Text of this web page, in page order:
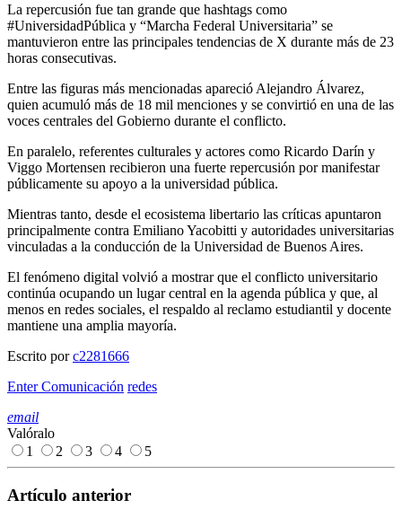
La repercusión fue tan grande que hashtags como
#UniversidadPública y “Marcha Federal Universitaria” se
mantuvieron entre las principales tendencias de X durante más de 23
horas consecutivas.
Entre las figuras más mencionadas apareció Alejandro Álvarez,
quien acumuló más de 18 mil menciones y se convirtió en una de las
voces centrales del Gobierno durante el conflicto.
En paralelo, referentes culturales y actores como Ricardo Darín y
Viggo Mortensen recibieron una fuerte repercusión por manifestar
públicamente su apoyo a la universidad pública.
Mientras tanto, desde el ecosistema libertario las críticas apuntaron
principalmente contra Emiliano Yacobitti y autoridades universitarias
vinculadas a la conducción de la Universidad de Buenos Aires.
El fenómeno digital volvió a mostrar que el conflicto universitario
continúa ocupando un lugar central en la agenda pública y que, al
menos en redes sociales, el respaldo al reclamo estudiantil y docente
mantiene una amplia mayoría.
Escrito porc2281666
Enter Comunicación redes
email
Valóralo
1
2 3 4 5
Artículo anterior